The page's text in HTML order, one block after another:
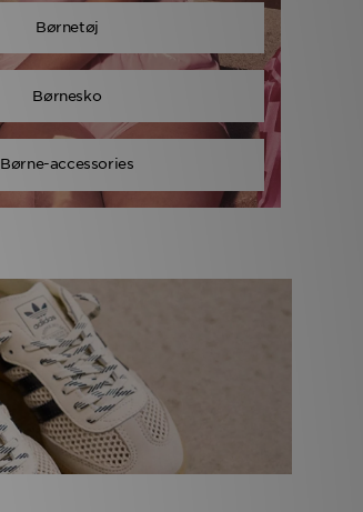
Børnetøj
Børnesko
Børne-accessories